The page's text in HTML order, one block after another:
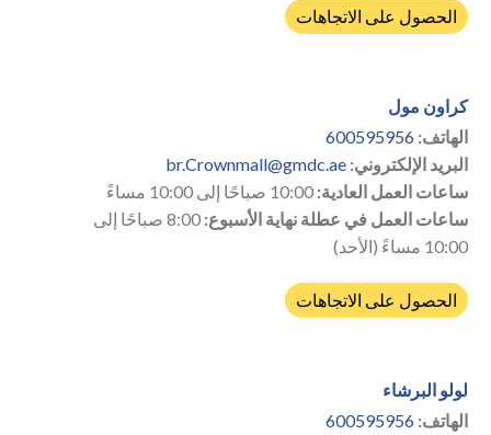
الحصول على الاتجاهات
كراون مول
الهاتف: 600595956
البريد الإلكتروني: br.Crownmall@gmdc.ae
ساعات العمل العادية:
ساعات العمل في عطلة نهاية الأسبوع:
8:00 صباحًا إلى
10:00 مساءً (الأحد)
الحصول على الاتجاهات
لولو البرشاء
الهاتف: 600595956